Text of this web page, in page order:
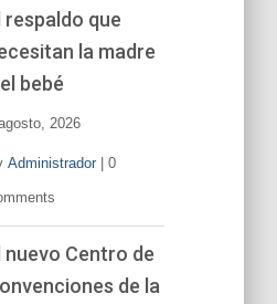
respaldo que
la madre
bebé
2026
Administrador| 0
nuevo Centro de
de la